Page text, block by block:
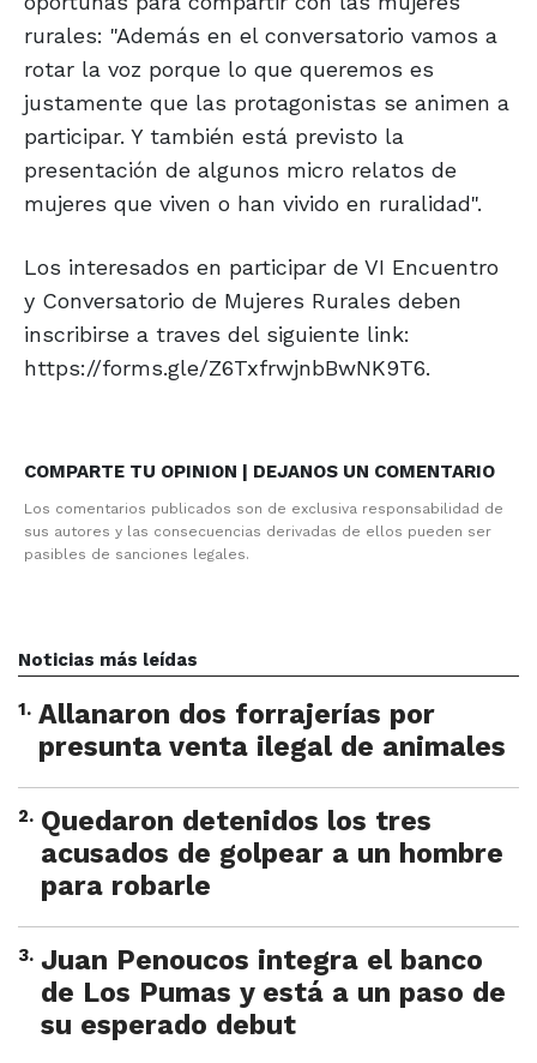
rurales: "Además en el conversatorio vamos a
rotar la voz porque lo que queremos es
justamente que las protagonistas se animen a
participar. Y también está previsto la
presentación de algunos micro relatos de
mujeres que viven o han vivido en ruralidad".
Los interesados en participar de VI Encuentro
y Conversatorio de Mujeres Rurales deben
inscribirse a traves del siguiente link:
https://forms.gle/Z6TxfrwjnbBwNK9T6.
COMPARTE TU OPINION | DEJANOS UN COMENTARIO
Los comentarios publicados son de exclusiva responsabilidad de
sus autores y las consecuencias derivadas de ellos pueden ser
pasibles de sanciones legales.
Noticias más leídas
1. Allanaron dos forrajerías por
presunta venta ilegal de animales
2. Quedaron detenidos los tres
acusados de golpear a un hombre
para robarle
3. Juan Penoucos integra el banco
de Los Pumas y está a un paso de
su esperado debut